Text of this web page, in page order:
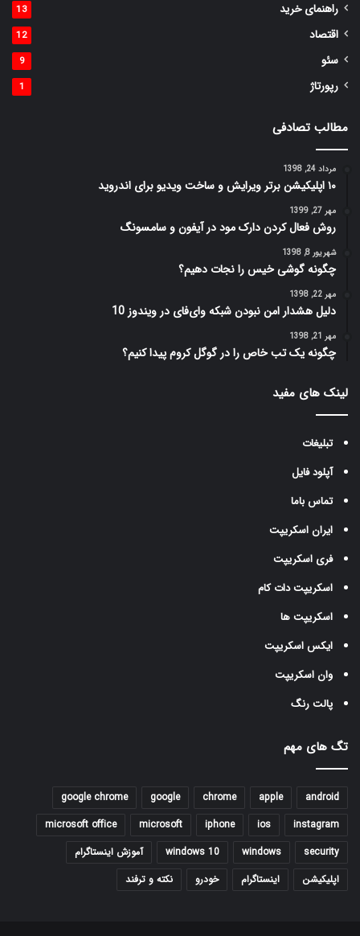
راهنمای خرید 13
اقتصاد 12
سئو 9
رپورتاژ 1
مطالب تصادفی
مرداد 24, 1398
۱۰ اپلیکیشن برتر ویرایش و ساخت ویدیو برای اندروید
مهر 27, 1399
روش فعال کردن دارک مود در آیفون و سامسونگ
شهریور 8, 1398
چگونه گوشی خیس را نجات دهیم؟
مهر 22, 1398
دلیل هشدار امن نبودن شبکه وای‌فای در ویندوز 10
مهر 21, 1398
چگونه یک تب‌ خاص را در گوگل کروم پیدا کنیم؟
لینک های مفید
تبلیغات
آپلود فایل
تماس باما
ایران اسکریپت
فری اسکریپت
اسکریپت دات کام
اسکریپت ها
ایکس اسکریپت
وان اسکریپت
پالت رنگ
تگ های مهم
android
apple
chrome
google
google chrome
instagram
ios
iphone
microsoft
microsoft office
security
windows
windows 10
آموزش اینستاگرام
اپلیکیشن
اینستاگرام خودرو نکته و ترفند